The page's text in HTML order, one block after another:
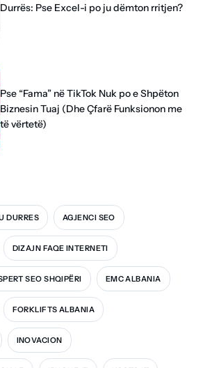
Durrës: Pse Excel-i po ju dëmton rritjen?
Pse “Fama” në TikTok Nuk po e Shpëton
Biznesin Tuaj (Dhe Çfarë Funksionon me
të vërtetë)
DURRES AGJENCI SEO
DIZAJN FAQE INTERNETI
SEO SHQIPËRI EMC ALBANIA
FORKLIFTS ALBANIA
INOVACION